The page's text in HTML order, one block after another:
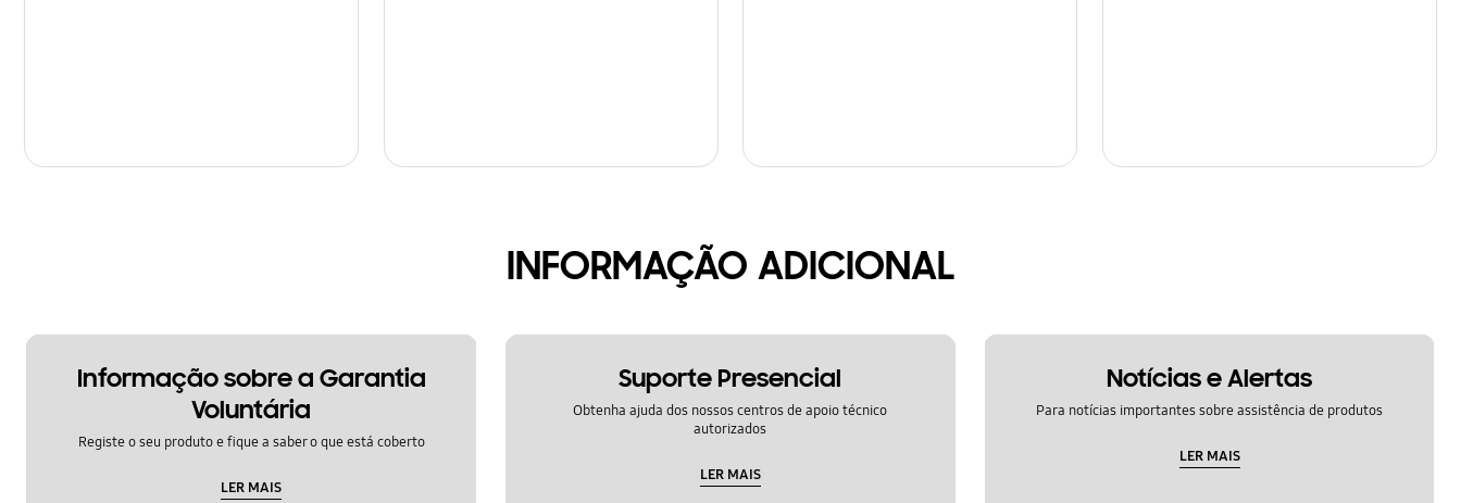
Sites de Redes Sociais
Áudio
INFORMAÇÃO ADICIONAL
Informação sobre a Garantia
Voluntária
Registe o seu produto e fique a saber o que está coberto
LER MAIS
Suporte Presencial
Obtenha ajuda dos nossos centros de apoio técnico
autorizados
LER MAIS
Notícias e Alertas
Para notícias importantes sobre assistência de produtos
LER MAIS